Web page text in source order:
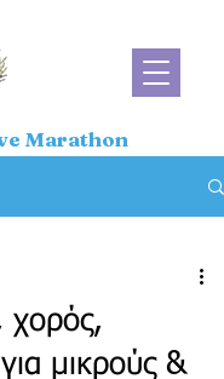
Marathon
χορός,
μικρούς &